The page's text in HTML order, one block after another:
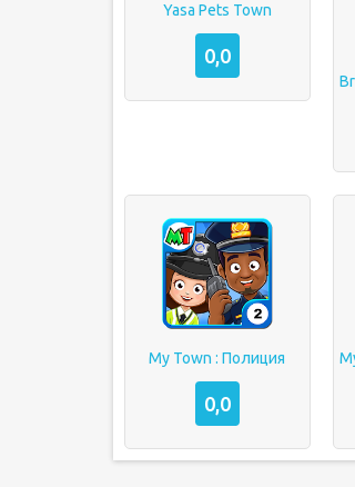
Yasa Pets Town
0,0
My Town : Полиция
0,0